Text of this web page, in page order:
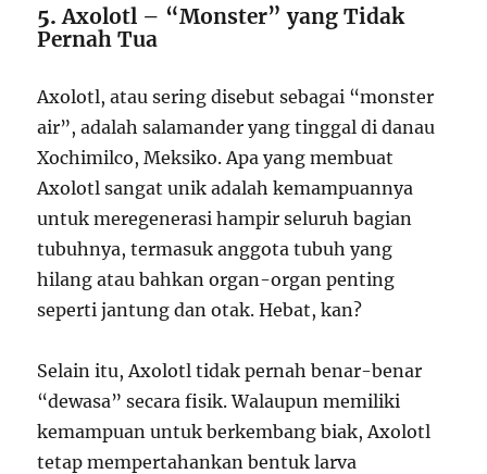
5.Axolotl – “Monster” yang Tidak
Pernah Tua
Axolotl, atau sering disebut sebagai “monster
air”, adalah salamander yang tinggal di danau
Xochimilco, Meksiko. Apa yang membuat
Axolotl sangat unik adalah kemampuannya
untuk meregenerasi hampir seluruh bagian
tubuhnya, termasuk anggota tubuh yang
hilang atau bahkan organ-organ penting
seperti jantung dan otak. Hebat, kan?
Selain itu, Axolotl tidak pernah benar-benar
“dewasa” secara fisik. Walaupun memiliki
kemampuan untuk berkembang biak, Axolotl
tetap mempertahankan bentuk larva